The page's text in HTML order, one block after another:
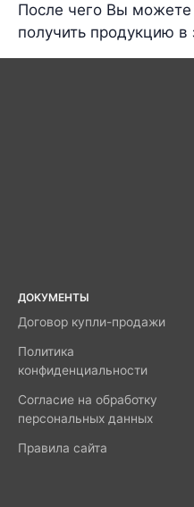
После чего Вы можете
получить продукцию в
ДОКУМЕНТЫ
Договор купли-продажи
Политика
конфиденциальности
Согласие на обработку
персональных данных
Правила сайта